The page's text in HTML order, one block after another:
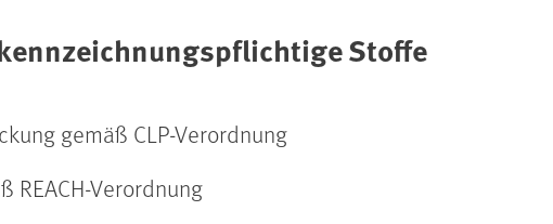
Stoffe
gemäß CLP-Verordnung
REACH-Verordnung